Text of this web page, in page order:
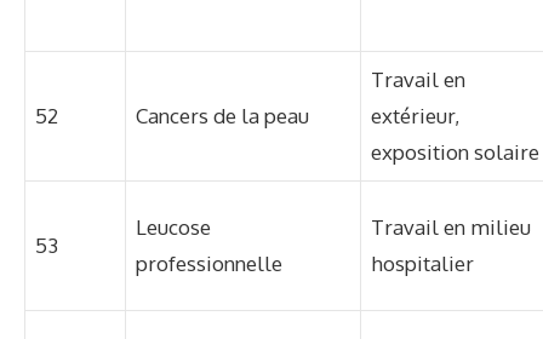
52 Cancers de la peau
Travail en
extérieur,
exposition solaire
53
Leucose
professionnelle
Travail en milieu
hospitalier